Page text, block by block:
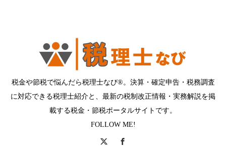
税金や節税で悩んだら税理士なび®。決算・確定申告・税務調査
に対応できる税理士紹介と、最新の税制改正情報・実務解説を掲
載する税金・節税ポータルサイトです。
FOLLOW ME!